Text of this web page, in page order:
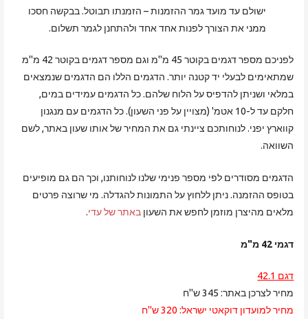
ישולם עד מועד גמר ההזמנות – הזמנתו תבוטל. בבקשה חסכו
ממני את הצורך לפנות אחד אחד ולהתחנן לגמר תשלום.
לפניכם מספר דגמים בקוטר 45 מ"מ וגם מספר דגמים בקוטר 42 מ"מ
שמתאימים לבעלי יד קטנה יותר. הדגמים הללו הם הדגמים שנמצאים
במלאי ושניתן להדפיס על הלוח שלהם. כל הדגמים עמידים במים,
חלקם עד ל-10 אטמ' (מצויין על פני השעון). כל הדגמים עם מנגנון
קווארץ יפני. לנוחותכם ציינתי גם את המחיר של אותו שעון באתר, לשם
השוואה.
הדגמים מסודרים לפי מספר פנימי שלנו לנוחותנו, וכך הם גם מופיעים
בטופס ההזמנה. ניתן ללחוץ על התמונות להגדלה. מי שרוצה פרטים
מלאים מהיצרן מוזמן לחפש את השעון באתר של עדי.
דגמי 42 מ"מ
דגם 42.1
מחיר לצרכן באתר: 345 ש"ח
מחיר למועדון דוקאטי ישראל: 320 ש"ח